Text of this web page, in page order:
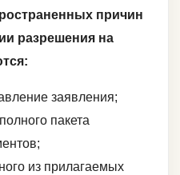
причин
разрешения на
заявления;
пакета
из прилагаемых